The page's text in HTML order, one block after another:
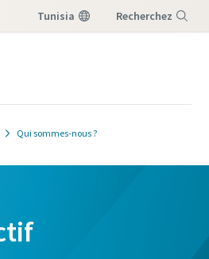
Tunisia Recherchez
Qui sommes-nous ?